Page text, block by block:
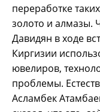
переработке
золото и алмазы.
Давидян в ходе
Киргизии
ювелиров,
проблемы.
Асламбек